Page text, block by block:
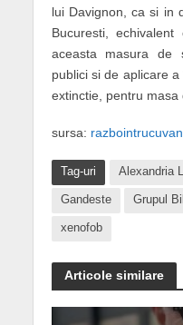
lui Davignon, ca si in
Bucuresti,
aceasta masura de
publici si de aplicare
extinctie, pentru masa
sursa:
Tag-uri Alexandria
Gandeste Grupul
xenofob
Articole similare